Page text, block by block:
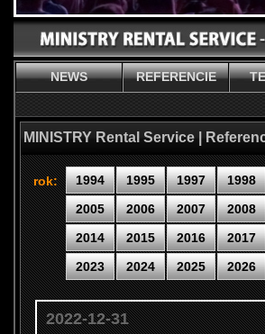
NEWS REFERENCIE
MINISTRY Rental Service |
rok: 1994 1995 1997 1998
2005
2006 2007 2008
2014
2015 2016 2017
2023
2024 2025 2026
2022-12-31